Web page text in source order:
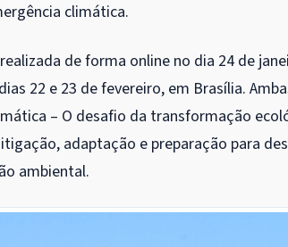
climática.
de forma online no dia 24 de
22 e 23 de fevereiro, em Brasília.
– O desafio da transformação
adaptação e preparação para
ambiental.